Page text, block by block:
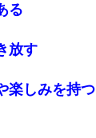
る
放す
楽しみを持つ